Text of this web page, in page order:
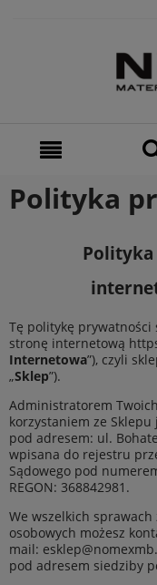
Polityka
Tę politykę prywatności
stronę internetową
Internetowa”), czyli
„Sklep”).
Administratorem
korzystaniem ze Sklepu
pod adresem: ul.
wpisana do rejestru
Sądowego pod
REGON: 368842981.
We wszelkich
osobowych możesz
mail:
pod adresem siedziby